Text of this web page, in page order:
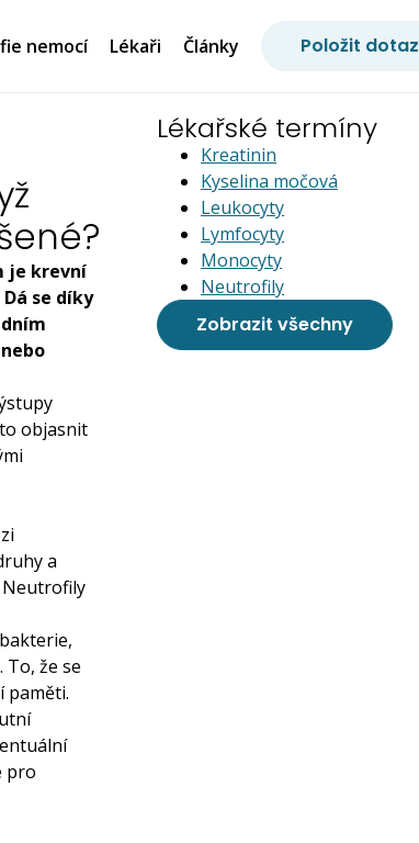
nemocí Lékaři Články Položit dotaz
je krevní
se díky
objasnit
a
Neutrofily
že se
paměti.
pro
Lékařské termíny
Kreatinin
Kyselina močová
Leukocyty
Lymfocyty
Monocyty
Neutrofily
Zobrazit všechny